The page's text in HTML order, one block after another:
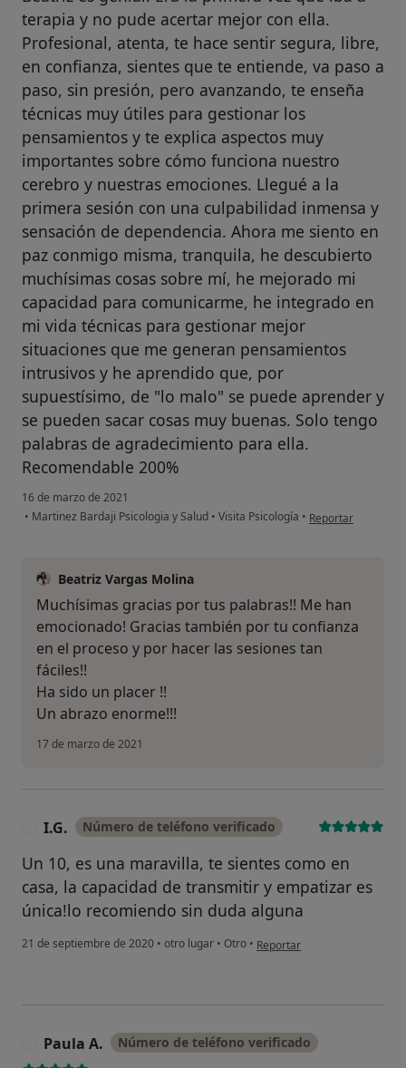
terapia y no pude acertar mejor con ella.
Profesional, atenta, te hace sentir segura, libre,
en confianza, sientes que te entiende, va paso a
paso, sin presión, pero avanzando, te enseña
técnicas muy útiles para gestionar los
pensamientos y te explica aspectos muy
importantes sobre cómo funciona nuestro
cerebro y nuestras emociones. Llegué a la
primera sesión con una culpabilidad inmensa y
sensación de dependencia. Ahora me siento en
paz conmigo misma, tranquila, he descubierto
muchísimas cosas sobre mí, he mejorado mi
capacidad para comunicarme, he integrado en
mi vida técnicas para gestionar mejor
situaciones que me generan pensamientos
intrusivos y he aprendido que, por
supuestísimo, de "lo malo" se puede aprender y
se pueden sacar cosas muy buenas. Solo tengo
palabras de agradecimiento para ella.
Recomendable 200%
16 de marzo de 2021
• Martinez Bardaji Psicologia y Salud • Visita Psicología • en opinión del
Reportar
Beatriz Vargas Molina
Muchísimas gracias por tus palabras!! Me han
emocionado! Gracias también por tu confianza
en el proceso y por hacer las sesiones tan
fáciles!!
Ha sido un placer !!
Un abrazo enorme!!!
17 de marzo de 2021
I.G. Número de teléfono verificado
Un 10, es una maravilla, te sientes como en
casa, la capacidad de transmitir y empatizar es
única!lo recomiendo sin duda alguna
21 de septiembre de 2020 • otro lugar • Otro • en opinión del usuario I.G.
Reportar
Paula A. Número de teléfono verificado